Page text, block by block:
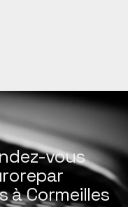
vous
à Cormeilles